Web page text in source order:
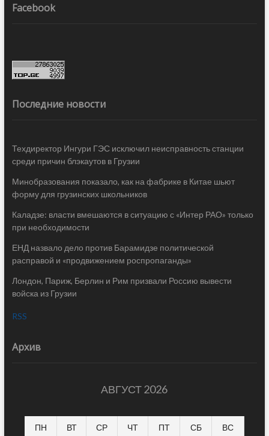
Facebook
Последние новости
Техдиректор Ингури ГЭС исключил неисправность станции
среди причин блэкаутов в Грузии
Минобразования показало, как на фабрике в Китае шьют
форму для грузинских школьников
Каладзе: власти вмешаются в ситуацию с «Интер РАО» только
при необходимости
ЕНД назвало дело против Барамидзе политической
расправой и «продвижением роспропаганды»
Лондон, Париж, Берлин и Рим призвали Россию вывести
войска из Грузии
RSS
Архив
АВГУСТ 2026
ПН ВТ СР ЧТ ПТ СБ ВС